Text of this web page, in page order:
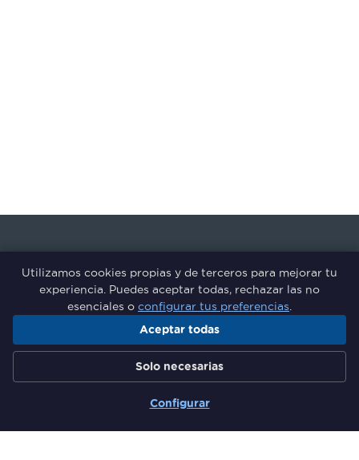
Grupo de Responsables de
Formación del Sector Financiero
Secciones
Utilizamos cookies propias y de terceros para mejorar tu
experiencia. Puedes aceptar todas, rechazar las no
esenciales o configurar tus preferencias
Aceptar todas
Solo necesarias
Configurar